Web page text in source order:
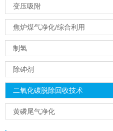
变压吸附
焦炉煤气净化/综合利用
制氢
除砷剂
二氧化碳脱除回收技术
黄磷尾气净化